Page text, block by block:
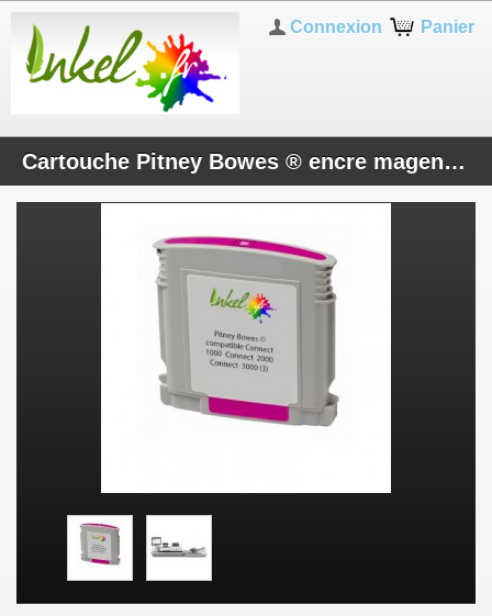
Panier
Connexion
Cartouche Pitney Bowes ® encre magenta compatible Connect+ 1000 / Connect+ 2000 / Connect+ 3000